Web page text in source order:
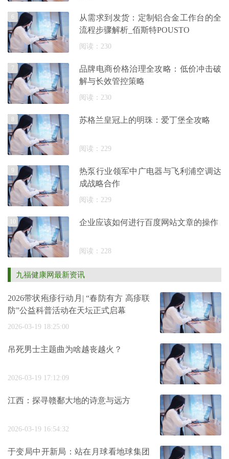
从需求到发货：定制铝合金工作台的全
流程步骤解析_佰斯特POUSTO
阅读：230
6
品牌电商价格治理全攻略：低价冲击破
解与长效管控策略
阅读：230
7
苏格兰皇冠上的明珠：爱丁堡全攻略
阅读：229
热泵行业领军中广电器与飞利浦空调达
成战略合作
阅读：229
9
企业应该如何进行百度网站文章的操作
阅读：228
九福健康网最新资讯
2026带状疱疹行动月| “春防有方 高疹联
防”公益科普活动在天坛正式启幕
2026-03-19 18:25:00
吊死男士主题曲为啥越丧越火？
2026-03-19 17:12:09
江西：探寻赣鄱大地的诗意与远方
2026-03-19 16:54:32
于变局中开新局：站在月球看地球集团